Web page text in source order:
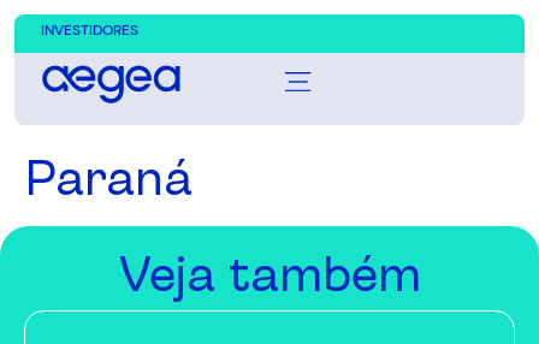
INVESTIDORES
Paraná
Veja também